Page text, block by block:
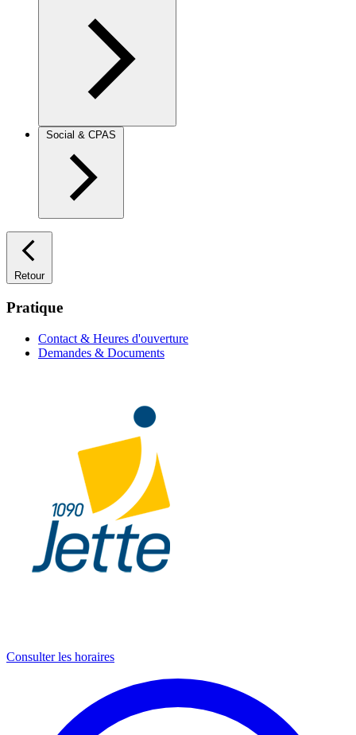
Social & CPAS
Retour
Pratique
Contact & Heures d'ouverture
Demandes & Documents
Consulter les horaires